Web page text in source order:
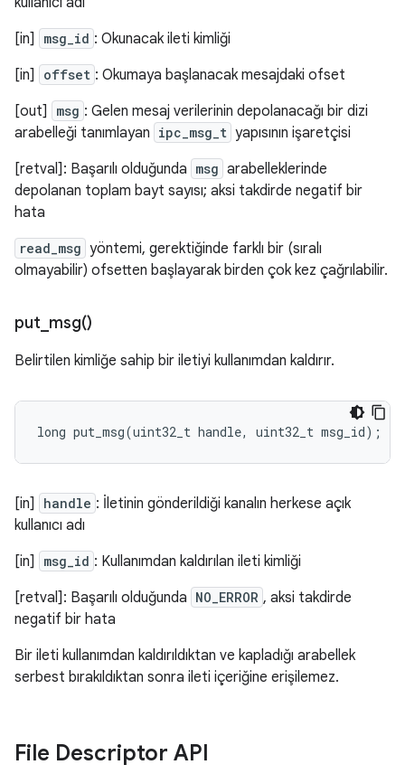
[in]
msg_id : Okunacak ileti kimliği
[in]
offset : Okumaya başlanacak mesajdaki ofset
[out]
msg : Gelen mesaj verilerinin depolanacağı bir dizi
arabelleği tanımlayan ipc_msg_t yapısının işaretçisi
[retval]: Başarılı olduğunda msg arabelleklerinde
depolanan toplam bayt sayısı; aksi takdirde negatif bir
hata
read_msg yöntemi, gerektiğinde farklı bir (sıralı
olmayabilir) ofsetten başlayarak birden çok kez çağrılabilir.
put_msg()
Belirtilen kimliğe sahip bir iletiyi kullanımdan kaldırır.
long put_msg(uint32_t handle, uint32_t msg_id);
[in] handle : İletinin gönderildiği kanalın herkese açık
kullanıcı adı
[in]
msg_id : Kullanımdan kaldırılan ileti kimliği
[retval]: Başarılı olduğunda NO_ERROR , aksi takdirde
negatif bir hata
Bir ileti kullanımdan kaldırıldıktan ve kapladığı arabellek
serbest bırakıldıktan sonra ileti içeriğine erişilemez.
File Descriptor API